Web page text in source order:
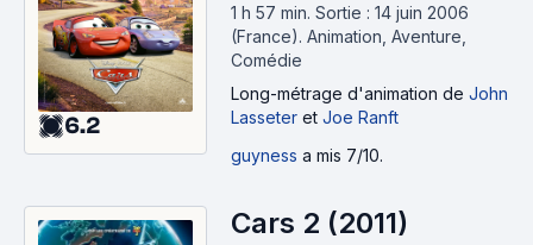
6.2
1 h 57 min. Sortie : 14 juin 2006
(France). Animation, Aventure,
Comédie
Long-métrage d'animation de John
Lasseter et Joe Ranft
guyness a mis 7/10.
Cars 2 (2011)